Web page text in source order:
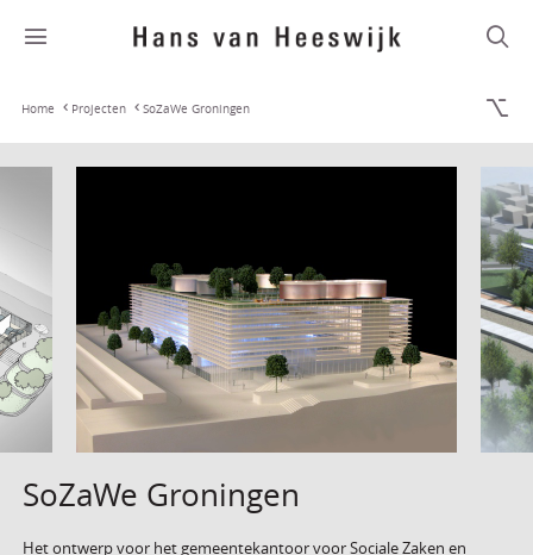
Home Projecten SoZaWe Groningen
SoZaWe Groningen
Het ontwerp voor het gemeentekantoor voor Sociale Zaken en